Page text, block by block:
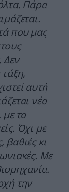
Πάρα
που μας
Δεν
αυτή
νέο
το
Όχι με
βαθιές κι
Με
την